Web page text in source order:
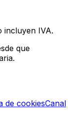
incluyen IVA.
que
de cookiesCanal